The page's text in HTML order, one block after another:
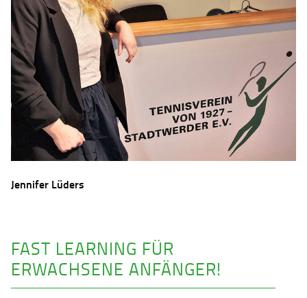
Jennifer Lüders
FAST LEARNING FÜR
ERWACHSENE ANFÄNGER!